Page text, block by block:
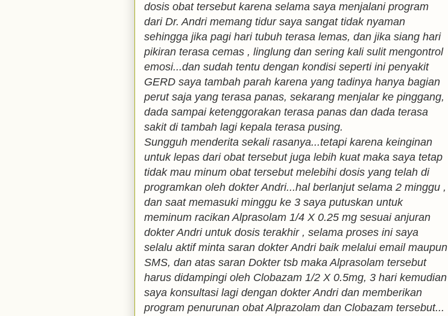
dosis obat tersebut karena selama saya menjalani program
dari Dr. Andri memang tidur saya sangat tidak nyaman
sehingga jika pagi hari tubuh terasa lemas, dan jika siang hari
pikiran terasa cemas , linglung dan sering kali sulit mengontrol
emosi...dan sudah tentu dengan kondisi seperti ini penyakit
GERD saya tambah parah karena yang tadinya hanya bagian
perut saja yang terasa panas, sekarang menjalar ke pinggang,
dada sampai ketenggorakan terasa panas dan dada terasa
sakit di tambah lagi kepala terasa pusing.
Sungguh menderita sekali rasanya...tetapi karena keinginan
untuk lepas dari obat tersebut juga lebih kuat maka saya tetap
tidak mau minum obat tersebut melebihi dosis yang telah di
programkan oleh dokter Andri...hal berlanjut selama 2 minggu ,
dan saat memasuki minggu ke 3 saya putuskan untuk
meminum racikan Alprasolam 1/4 X 0.25 mg sesuai anjuran
dokter Andri untuk dosis terakhir , selama proses ini saya
selalu aktif minta saran dokter Andri baik melalui email maupun
SMS, dan atas saran Dokter tsb maka Alprasolam tersebut
harus didampingi oleh Clobazam 1/2 X 0.5mg, 3 hari kemudian
saya konsultasi lagi dengan dokter Andri dan memberikan
program penurunan obat Alprazolam dan Clobazam tersebut...